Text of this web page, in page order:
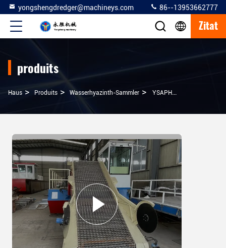
yongshengdredger@machineys.com 86--13953662777
Zitat
produits
Haus > Produits > Wasserhyazinth-Sammler > YSAPH12 1,8m Breite Wasser Hyazinth Harvester 88kw Mit 2 Sektionen Stange Design Für Wasserrasen Schneiden